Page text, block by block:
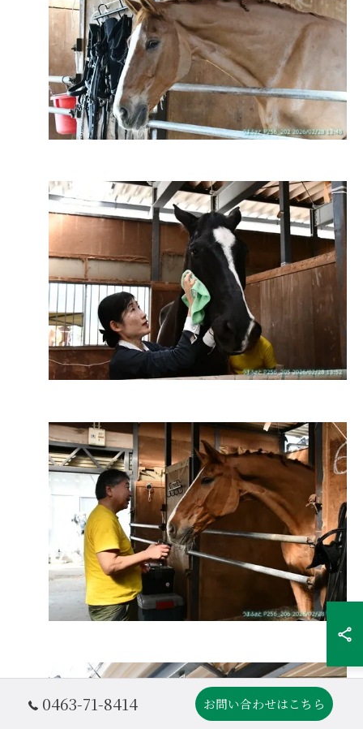
0463-71-8414 お問い合わせはこちら